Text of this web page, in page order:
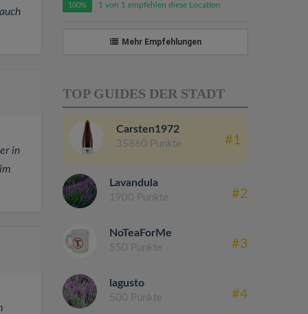
in
100% 1 von 1 empfehlen diese Location
Mehr Empfehlungen
TOP GUIDES DER STADT
Carsten1972
35860 Punkte #1
Lavandula
1900 Punkte #2
NoTeaForMe
550 Punkte #3
lagusto
500 Punkte #4